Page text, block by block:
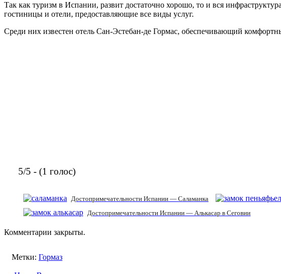
Так как туризм в Испании, развит достаточно хорошо, то и вся
гостиницы и отели, предоставляющие все виды услуг.
Среди них известен отель Сан-Эстебан-де Гормас, обеспечивающий
5/5 - (1 голос)
Достопримечательности Испании — Саламанка
Достопримечательности Испании — Алькасар в Сеговии
Комментарии закрыты.
Метки: Гормаз